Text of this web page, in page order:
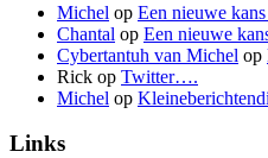
Michel op Een nieuwe kans
Chantal op Een nieuwe
Cybertantuh van Michel op
Rick op Twitter….
Michel op
Links